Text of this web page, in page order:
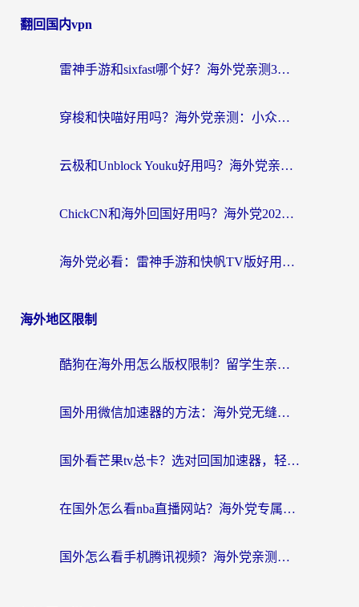
翻回国内vpn
雷神手游和sixfast哪个好？海外党亲测3款回国加速器，教你选对不踩坑
穿梭和快喵好用吗？海外党亲测：小众加速器对比+番茄加速器深度体验
云极和Unblock Youku好用吗？海外党亲测+2026回国加速器避坑指南
ChickCN和海外回国好用吗？海外党2026亲测：从手游到影音，选对加速器的3个关键
海外党必看：雷神手游和快帆TV版好用吗？3步选对回国加速器不踩坑
海外地区限制
酷狗在海外用怎么版权限制？留学生亲测：3步解决听国内音乐难题
国外用微信加速器的方法：海外党无缝连接国内生活的实用指南
国外看芒果tv总卡？选对回国加速器，轻松追《浪姐》不费劲
在国外怎么看nba直播网站？海外党专属体育观赛指南，告别地区限制！
国外怎么看手机腾讯视频？海外党亲测有效的追剧加速器选择指南